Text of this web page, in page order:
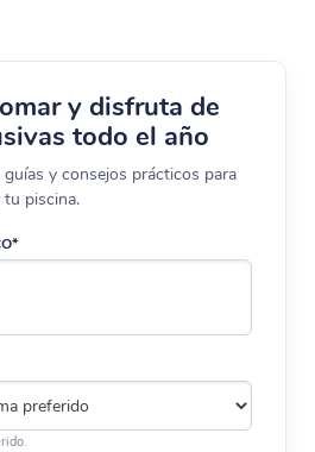
y disfruta de
todo el año
y consejos prácticos para
tu piscina.